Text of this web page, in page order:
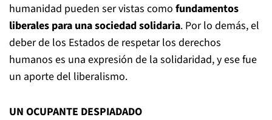
humanidad pueden ser vistas como fundamentos
liberales para una sociedad solidaria. Por lo demás, el
deber de los Estados de respetar los derechos
humanos es una expresión de la solidaridad, y ese fue
un aporte del liberalismo.
UN OCUPANTE DESPIADADO